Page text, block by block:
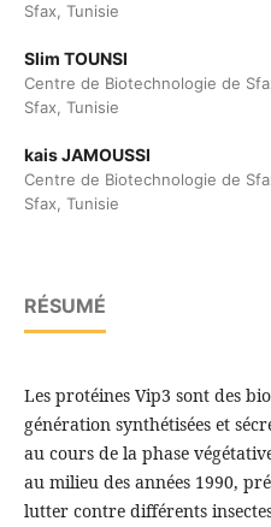
Sfax, Tunisie
Slim TOUNSI
Centre de Biotechnologie de
Sfax, Tunisie
kais JAMOUSSI
Centre de Biotechnologie de
Sfax, Tunisie
RÉSUMÉ
Les protéines Vip3 sont des
génération synthétisées et
au cours de la phase
au milieu des années 1990,
lutter contre différents